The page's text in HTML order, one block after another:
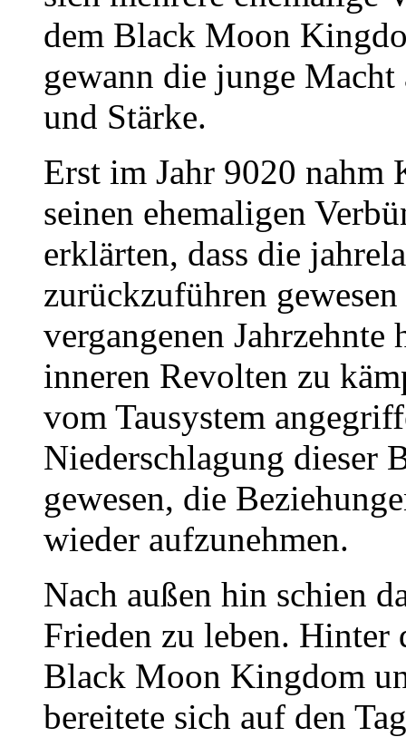
dem Black Moon
gewann die junge
und Stärke.
Erst im Jahr 9020
seinen ehemaligen
erklärten, dass die
zurückzuführen
vergangenen Jahrzehnte
inneren Revolten zu
vom Tausystem
Niederschlagung dieser
gewesen, die
wieder aufzunehmen.
Nach außen hin schien
Frieden zu leben. Hinter
Black Moon Kingdom
bereitete sich auf den